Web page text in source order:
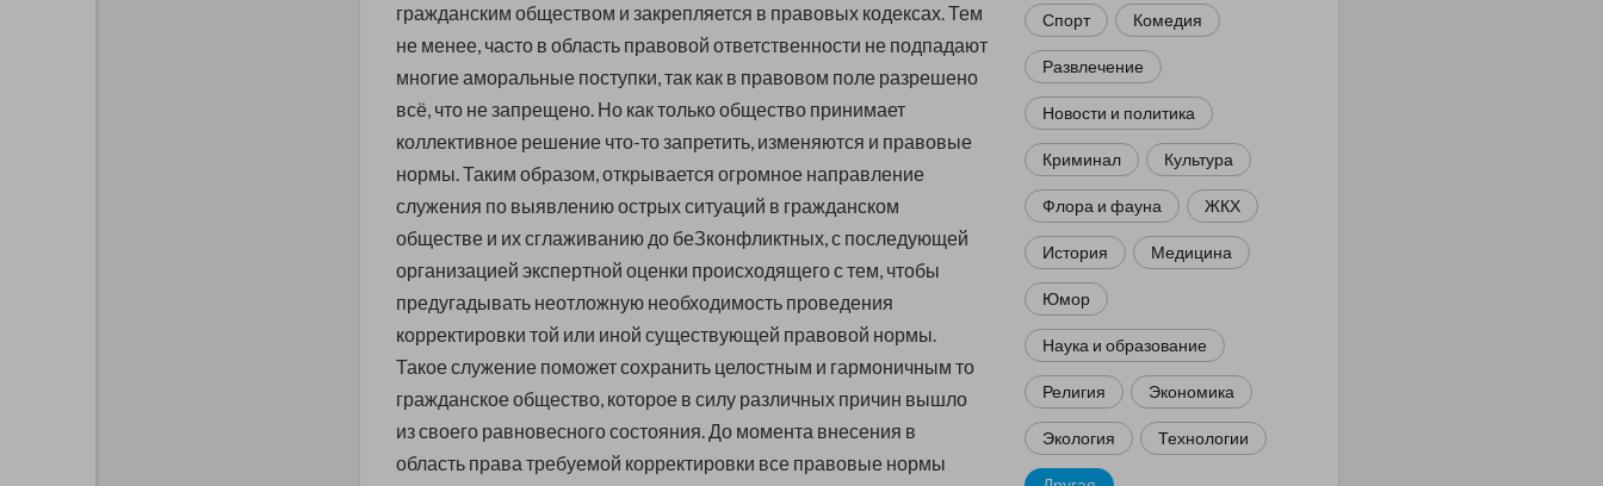
гражданским обществом и закрепляется в правовых кодексах. Тем
не менее, часто в область правовой ответственности не подпадают
многие аморальные поступки, так как в правовом поле разрешено
всё, что не запрещено. Но как только общество принимает
коллективное решение что-то запретить, изменяются и правовые
нормы. Таким образом, открывается огромное направление
служения по выявлению острых ситуаций в гражданском
обществе и их сглаживанию до беЗконфликтных, с последующей
организацией экспертной оценки происходящего с тем, чтобы
предугадывать неотложную необходимость проведения
корректировки той или иной существующей правовой нормы.
Такое служение поможет сохранить целостным и гармоничным то
гражданское общество, которое в силу различных причин вышло
из своего равновесного состояния. До момента внесения в
область права требуемой корректировки все правовые нормы
Спорт Комедия
Развлечение
Новости и политика
Криминал Культура
Флора и фауна ЖКХ
История Медицина
Юмор
Наука и образование
Религия Экономика
Экология Технологии